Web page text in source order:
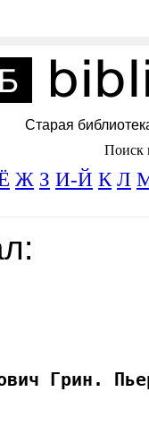
Старая
Поиск
Ж З И-Й К Л